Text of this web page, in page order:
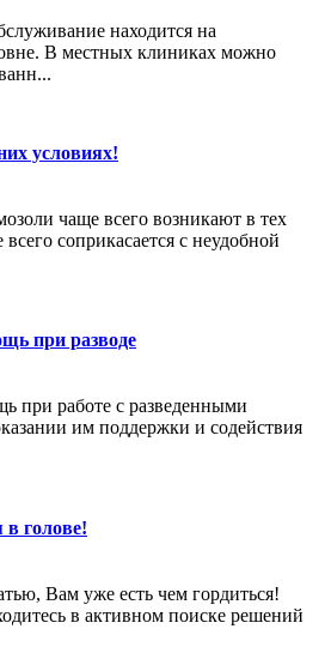
находится на
В местных клиниках можно
условиях!
чаще всего возникают в тех
соприкасается с неудобной
при разводе
при работе с разведенными
им поддержки и содействия
голове!
Вам уже есть чем гордиться!
в активном поиске решений